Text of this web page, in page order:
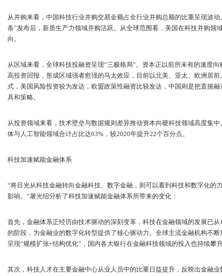
从并购来看，中国科技行业并购交易金额占全行业并购总额的比重呈现波
条”发布后，新质生产力领域并购活跃。从全球范围看，美国在科技并购领
向。
从区域来看，全球科技投融资呈现“三极格局”。资本正以前所未有的速度
高投资回报，形成区域强者愈强的马太效应，目前以北美、亚太、欧洲居
式，美国风险投资较为发达，欧盟政策性融资比较发达，中国则是把直接
具和策略。
从投资领域来看，技术壁垒与数据规则差异推动资本向硬科技领域高度集
体与人工智能领域合计占比达63%，较2020年提升22个百分点。
科技加速赋能金融体系
“将目光从科技金融转向金融科技、数字金融，则可以看到科技和数字化的
影响。”屠光绍分析了科技加速赋能金融体系所带来的变化：
首先，金融体系正经历由技术驱动的深刻变革，科技在金融领域的发展已
的阶段，为金融业的数字化转型提供了核心驱动力。全球主流金融机构不
呈现“规模扩张+结构优化”，国内各大银行在金融科技领域的投入也持续攀
其次，科技人才在主要金融中心从业人员中的比重日益提升，反映出金融